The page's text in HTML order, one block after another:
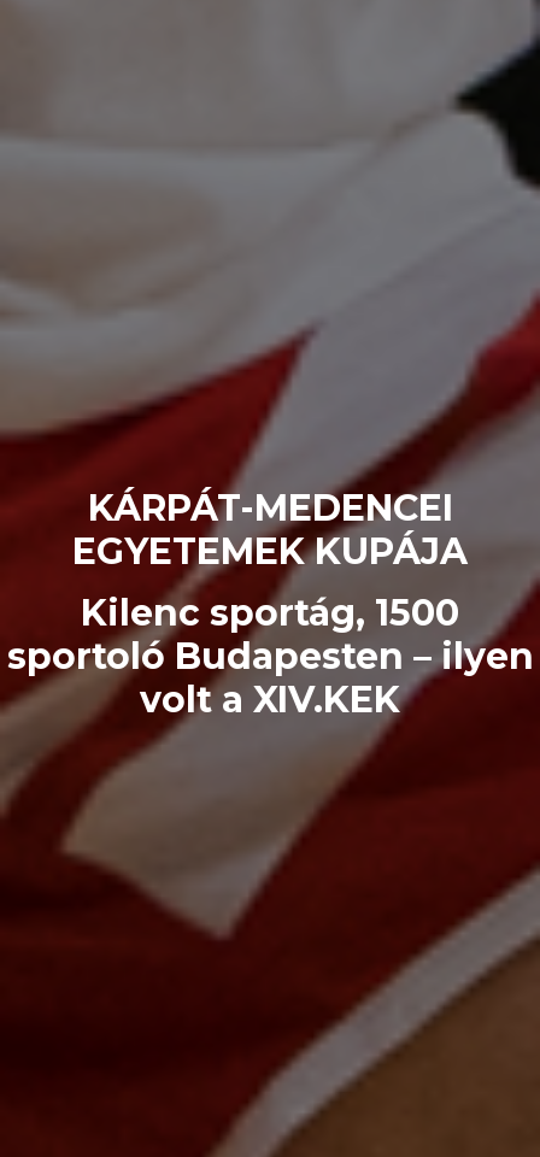
KÁRPÁT-MEDENCEI
EGYETEMEK KUPÁJA
Kilenc sportág, 1500
sportoló Budapesten – ilyen
volt a XIV.KEK